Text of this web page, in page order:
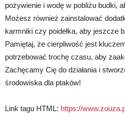
pożywienie i wodę w pobliżu budki,
Możesz również zainstalować
karmniki czy poidełka, aby jeszcze
Pamiętaj, że cierpliwość jest
potrzebować trochę czasu, aby
Zachęcamy Cię do działania i
środowiska dla ptaków!
Link tagu HTML: https://